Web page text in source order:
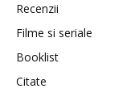
Recenzii
Filme si seriale
Booklist
Citate